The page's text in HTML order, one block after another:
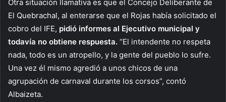
Otra situación llamativa es que el Concejo Deliberante de
El Quebrachal, al enterarse que el Rojas había solicitado el
cobro del IFE, pidió informes al Ejecutivo municipal y
todavía no obtiene respuesta. “El intendente no respeta
nada, todo es un atropello, y la gente del pueblo lo sufre.
Una vez él mismo agredió a unos chicos de una
agrupación de carnaval durante los corsos”, contó
Albaizeta.